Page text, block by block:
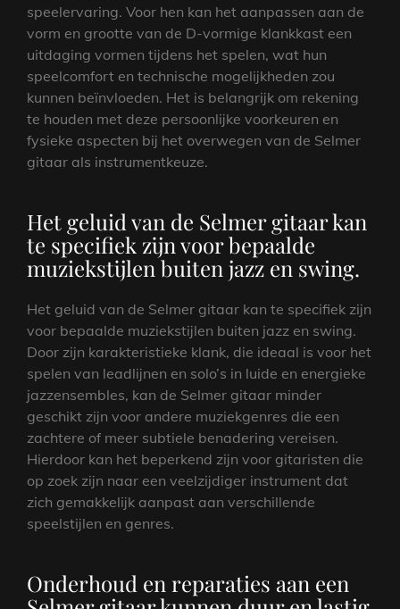
speelervaring. Voor hen kan het aanpassen aan de
vorm en grootte van de D-vormige klankkast een
uitdaging vormen tijdens het spelen, wat hun
speelcomfort en technische mogelijkheden zou
kunnen beïnvloeden. Het is belangrijk om rekening
te houden met deze persoonlijke voorkeuren en
fysieke aspecten bij het overwegen van de Selmer
gitaar als instrumentkeuze.
Het geluid van de Selmer gitaar kan
te specifiek zijn voor bepaalde
muziekstijlen buiten jazz en swing.
Het geluid van de Selmer gitaar kan te specifiek zijn
voor bepaalde muziekstijlen buiten jazz en swing.
Door zijn karakteristieke klank, die ideaal is voor het
spelen van leadlijnen en solo’s in luide en energieke
jazzensembles, kan de Selmer gitaar minder
geschikt zijn voor andere muziekgenres die een
zachtere of meer subtiele benadering vereisen.
Hierdoor kan het beperkend zijn voor gitaristen die
op zoek zijn naar een veelzijdiger instrument dat
zich gemakkelijk aanpast aan verschillende
speelstijlen en genres.
Onderhoud en reparaties aan een